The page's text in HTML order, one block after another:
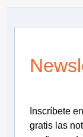
Inscríbete
gratis las